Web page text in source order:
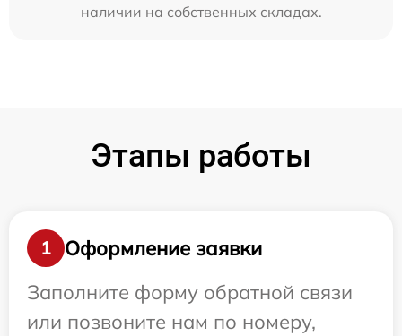
наличии на собственных складах.
Этапы работы
1
Оформление заявки
Заполните форму обратной связи
или позвоните нам по номеру,